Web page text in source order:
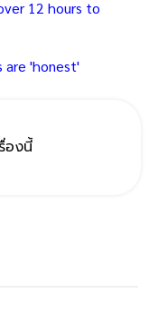
12 hours to
are 'honest'
องนี้